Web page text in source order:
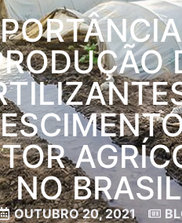
NO BRASIL
OUTUBRO 20, 2021